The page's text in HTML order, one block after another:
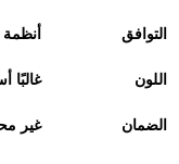
التوافق
اللون غالبًا
الضمان غير